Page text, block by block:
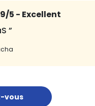
5 - Excellent
”
vous